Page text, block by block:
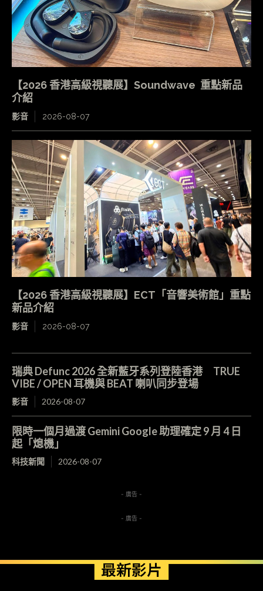
【2026 香港高級視聽展】Soundwave 重點新品
介紹
影音 2026-08-07
【2026 香港高級視聽展】ECT「音響美術館」重點
新品介紹
影音 2026-08-07
瑞典 Defunc 2026 全新藍牙系列登陸香港 TRUE
VIBE / OPEN 耳機與 BEAT 喇叭同步登場
影音 2026-08-07
限時一個月過渡 Gemini Google 助理確定 9 月 4 日
起「熄機」
科技新聞 2026-08-07
- 廣告 -
- 廣告 -
最新影片